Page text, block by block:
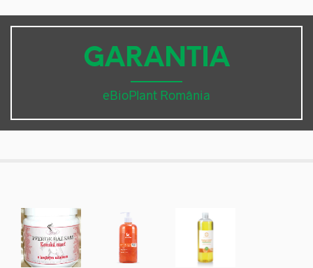
GARANTIA
eBioPlant România